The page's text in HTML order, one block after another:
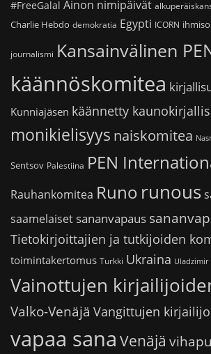
#FreeGalal Ainon nimipäivät
Charlie Hebdo demokratia Egypti ICORN
journalismi Kansainvälinen
käännöskomitea
Kunniajäsen käännetty
monikielisyys naiskomitea
Sentsov Palestiina PEN
Rauhankomitea Runo runous
saamelaiset sananvapaus
Tietokirjoittajien ja tutkijoiden
toimintakertomus Turkki Ukraina Uladzimir
Vainottujen
Valko-Venäjä Vangittujen
vapaa sana Venäjä